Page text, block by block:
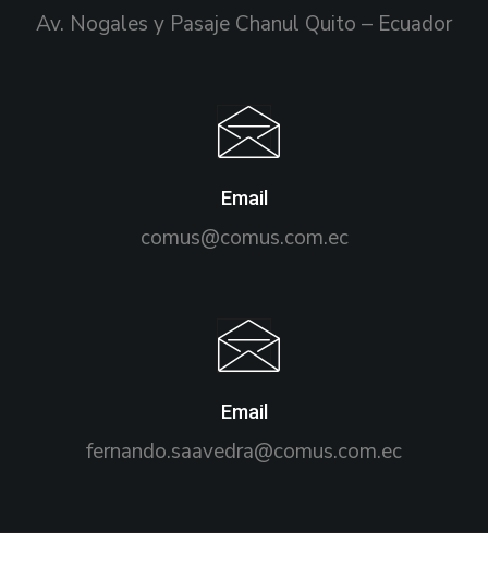
Av. Nogales y Pasaje Chanul Quito – Ecuador
Email
comus@comus.com.ec
Email
fernando.saavedra@comus.com.ec